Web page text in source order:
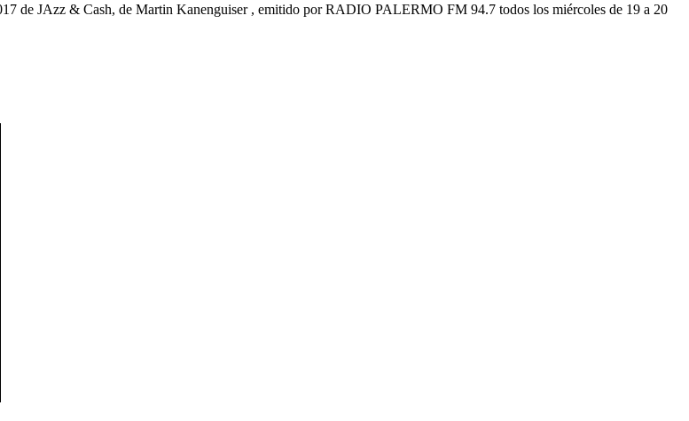
de JAzz & Cash, de Martin Kanenguiser , emitido por RADIO PALERMO FM 94.7 todos los miércoles de 19 a 20